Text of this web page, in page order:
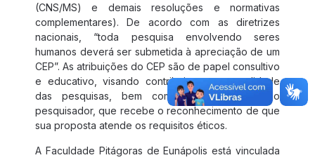
(CNS/MS) e demais resoluções e normativas
complementares). De acordo com as diretrizes
nacionais, “toda pesquisa envolvendo seres
humanos deverá ser submetida à apreciação de um
CEP”. As atribuições do CEP são de papel consultivo
e educativo, visando contribuir para a qualidade
das pesquisas, bem como a valorização do
pesquisador, que recebe o reconhecimento de que
sua proposta atende os requisitos éticos.
A Faculdade Pitágoras de Eunápolis está vinculada